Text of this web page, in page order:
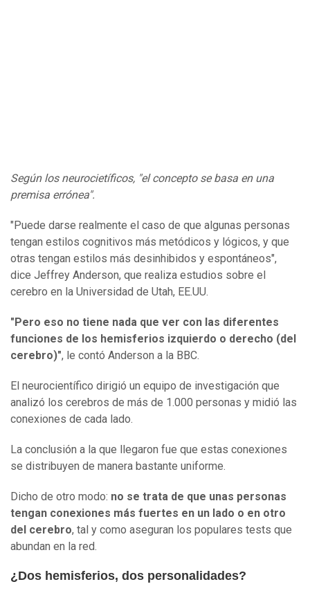
Según los neurocietíficos, "el concepto se basa en una
premisa errónea".
"Puede darse realmente el caso de que algunas personas
tengan estilos cognitivos más metódicos y lógicos, y que
otras tengan estilos más desinhibidos y espontáneos",
dice Jeffrey Anderson, que realiza estudios sobre el
cerebro en la Universidad de Utah, EE.UU.
"Pero eso no tiene nada que ver con las diferentes
funciones de los hemisferios izquierdo o derecho (del
cerebro)", le contó Anderson a la BBC.
El neurocientífico dirigió un equipo de investigación que
analizó los cerebros de más de 1.000 personas y midió las
conexiones de cada lado.
La conclusión a la que llegaron fue que estas conexiones
se distribuyen de manera bastante uniforme.
Dicho de otro modo: no se trata de que unas personas
tengan conexiones más fuertes en un lado o en otro
del cerebro, tal y como aseguran los populares tests que
abundan en la red.
¿Dos hemisferios, dos personalidades?